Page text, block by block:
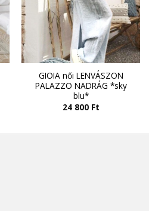
GIOIA női LENVÁSZON
PALAZZO NADRÁG *sky
blu*
24 800 Ft